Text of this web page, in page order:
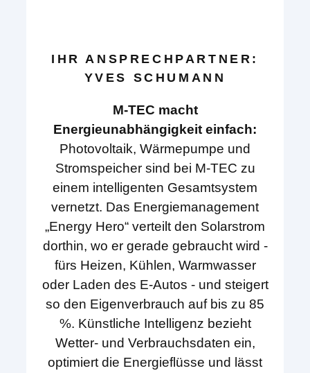
IHR ANSPRECHPARTNER:
YVES SCHUMANN
M-TEC macht
Energieunabhängigkeit einfach:
Photovoltaik, Wärmepumpe und
Stromspeicher sind bei M-TEC zu
einem intelligenten Gesamtsystem
vernetzt. Das Energiemanagement
„Energy Hero“ verteilt den Solarstrom
dorthin, wo er gerade gebraucht wird -
fürs Heizen, Kühlen, Warmwasser
oder Laden des E-Autos - und steigert
so den Eigenverbrauch auf bis zu 85
%. Künstliche Intelligenz bezieht
Wetter- und Verbrauchsdaten ein,
optimiert die Energieflüsse und lässt